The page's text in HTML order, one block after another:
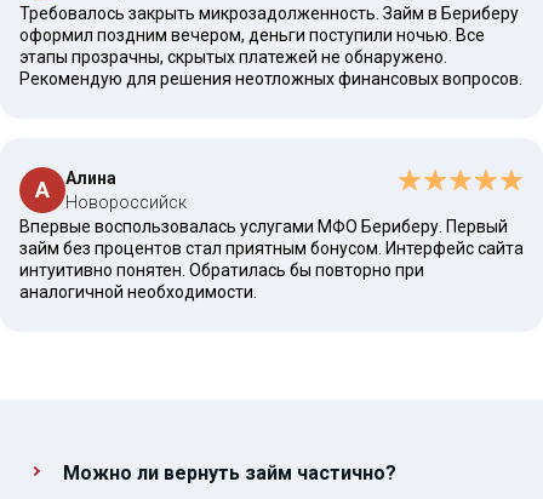
Требовалось закрыть микрозадолженность. Займ в Бериберу
оформил поздним вечером, деньги поступили ночью. Все
этапы прозрачны, скрытых платежей не обнаружено.
Рекомендую для решения неотложных финансовых вопросов.
А
Алина
Новороссийск
Впервые воспользовалась услугами МФО Бериберу. Первый
займ без процентов стал приятным бонусом. Интерфейс сайта
интуитивно понятен. Обратилась бы повторно при
аналогичной необходимости.
Можно ли вернуть займ частично?